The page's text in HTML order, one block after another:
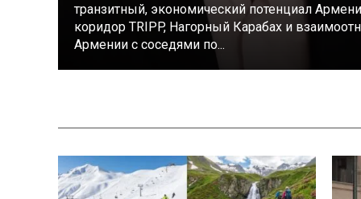
транзитный, экономический потенциал
коридор TRIPP, Нагорный Карабах и
Армении с соседями по...